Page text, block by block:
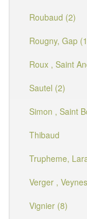
Roubaud (2)
Rougny, Gap
Roux , Saint
Sautel (2)
Simon , Saint
Thibaud
Trupheme,
Verger ,
Vignier (8)